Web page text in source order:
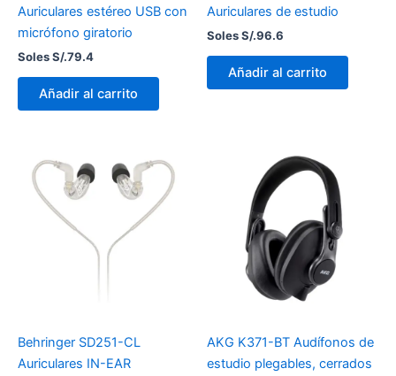
Auriculares estéreo USB con
micrófono giratorio
Soles S/.79.4
Añadir al carrito
Auriculares de estudio
Soles S/.96.6
Añadir al carrito
Behringer SD251-CL
Auriculares IN-EAR
AKG K371-BT Audífonos de
estudio plegables, cerrados